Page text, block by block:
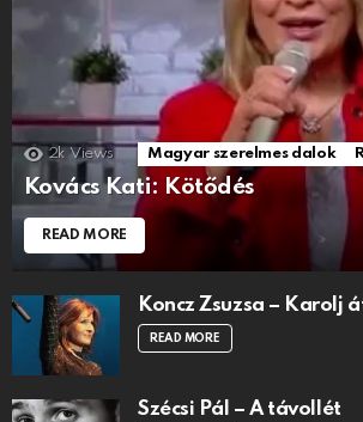
2k Views Magyar szerelmes dalok
Kovács Kati: Kötődés
READ MORE
Koncz Zsuzsa – Karolj
READ MORE
Szécsi Pál – A távollét